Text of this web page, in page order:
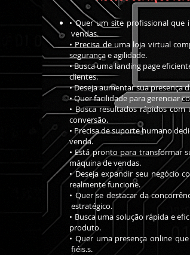
• Quer um site profissional
vendas.
• Precisa de uma loja
segurança e agilidade.
• Busca uma landing page
clientes.
• Deseja aumentar sua presença
• Quer facilidade para gerenciar
• Busca resultados rápidos
conversão.
• Precisa de suporte humano
venda.
• Está pronto para
máquina de vendas.
• Deseja expandir seu
realmente funcione.
• Quer se destacar da
estratégico.
• Busca uma solução rápida e
produto.
• Quer uma presença online
fiéis.s.